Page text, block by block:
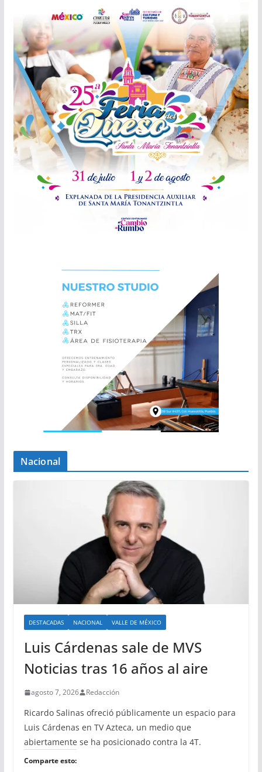
Nacional
DESTACADAS NACIONAL VALLE DE MÉXICO
Luis Cárdenas sale de MVS
Noticias tras 16 años al aire
agosto 7, 2026 Redacción
Ricardo Salinas ofreció públicamente un espacio para
Luis Cárdenas en TV Azteca, un medio que
abiertamente se ha posicionado contra la 4T.
Comparte esto: